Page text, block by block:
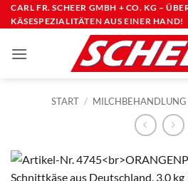
Zum
Inhalt
CARL FR. SCHEER GMBH + CO. KG –
KÄSESPEZIALITÄTEN AUS EINER HAND!
START / MILCHBEHANDLUNG